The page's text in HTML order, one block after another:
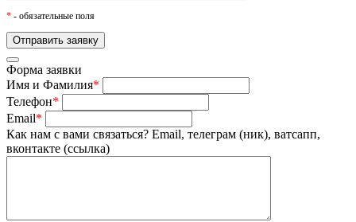
* - обязательные поля
Форма заявки
Имя и Фамилия*
Телефон*
Email*
Как нам с вами связаться? Email, телеграм (ник), ватсапп,
вконтакте (ссылка)